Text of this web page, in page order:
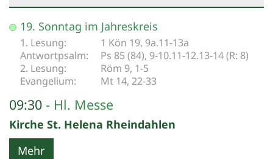
Datum: 9. August 2026
19. Sonntag im Jahreskreis
1 Kön 19, 9a.11-13a
Ps 85 (84), 9-10.11-12.13-14 (R: 8)
Röm 9, 1-5
Mt 14, 22-33
09:30 Hl. Messe
Kirche St. Helena Rheindahlen
Mehr